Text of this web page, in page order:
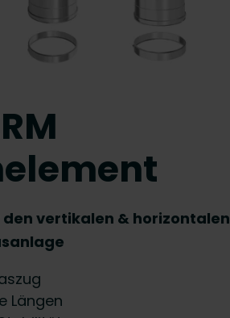
vertikalen & horizontalen
Längen